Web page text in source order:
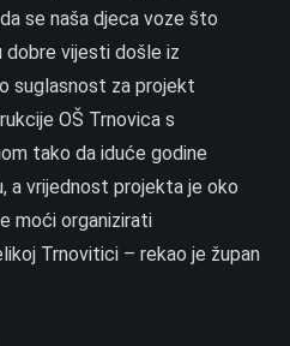
se naša djeca voze što
dobre vijesti došle iz
suglasnost za projekt
OŠ Trnovica s
tako da iduće godine
a vrijednost projekta je oko
moći organizirati
Trnovitici – rekao je župan